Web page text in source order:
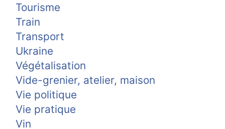
Tourisme
Train
Transport
Ukraine
Végétalisation
Vide-grenier, atelier, maison
Vie politique
Vie pratique
Vin